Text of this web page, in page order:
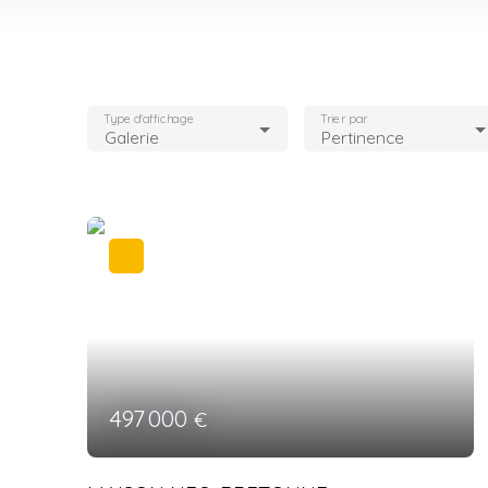
Galerie
Type d'affichage
Pertinence
Trier par
497 000€